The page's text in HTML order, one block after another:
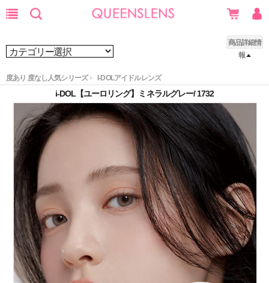
度あり 度なし人気シリーズ I-DOLアイドルレンズ
商品詳細情
報
i-DOL【ユーロリング】ミネラルグレー/ 1732